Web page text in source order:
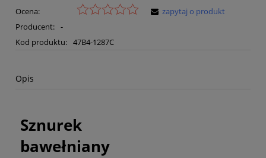
Ocena:
Producent: -
Kod produktu: 47B4-1287C
zapytaj o produkt
Opis
Sznurek
bawełniany